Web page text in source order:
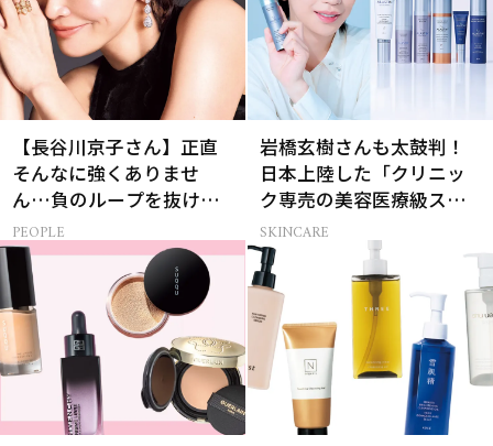
【長谷川京子さん】正直
そんなに強くありませ
ん…負のループを抜ける
15分の習慣とは?
PEOPLE
岩橋玄樹さんも太鼓判！
日本上陸した「クリニッ
ク専売の美容医療級スキ
ンケア」
SKINCARE